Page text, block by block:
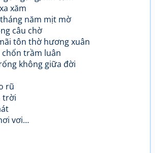
xăm
năm mịt mờ
câu chờ
tôn thờ hương xuân
trầm luân
không giữa đời
rũ
trời
vơi…